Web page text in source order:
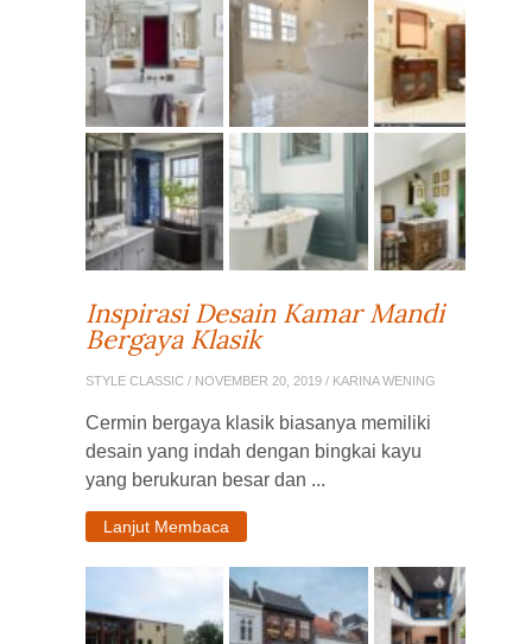
Inspirasi Desain Kamar Mandi
Bergaya Klasik
STYLE CLASSIC / NOVEMBER 20, 2019 / KARINA WENING
Cermin bergaya klasik biasanya memiliki
desain yang indah dengan bingkai kayu
yang berukuran besar dan ...
Lanjut Membaca